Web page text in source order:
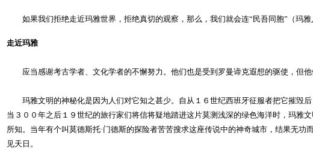
如果我们拒绝走近玛雅世界，拒绝真切的观察，那么，我们就会连“民吾同胞”（玛雅
走近玛雅
应当感谢考古学者、文化学者的不懈努力。他们也是受到罗曼谛克遐想的驱使，但他
玛雅文明的神秘化是因为人们对它知之甚少。自从１６世纪西班牙征服者把它摧毁后
当３００年之后１９世纪的旅行家们将信将疑地踏进这片莫测浅深的绿色海洋时，玛雅
所知。当年有个叫莫德斯托·门德斯的探险者苦苦搜求这座传说中的神奇城市，结果无
见天日。